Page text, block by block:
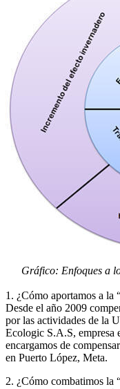
Gráfico: Enfoques a
1. ¿Cómo aportamos a la
Desde el año 2009
por las actividades de la
Ecologic S.A.S, empresa
encargamos de
en Puerto López, Meta.
2. ¿Cómo combatimos la